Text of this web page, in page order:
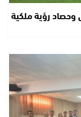
وحصاد رؤية ملكية